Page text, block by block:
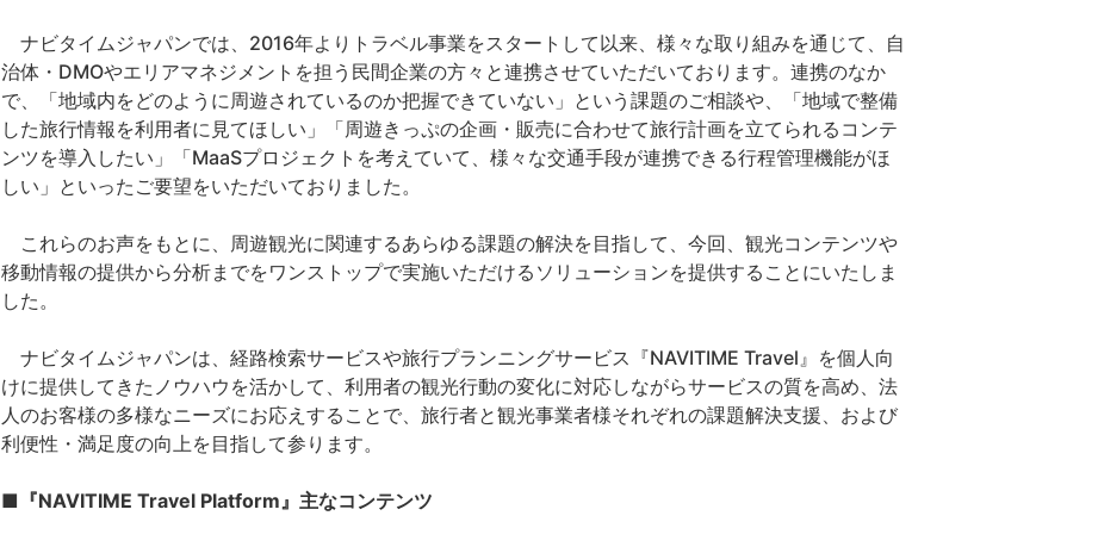
ナビタイムジャパンでは、2016年よりトラベル事業をスタートして以来、様々な取り組みを通じて、自
治体・DMOやエリアマネジメントを担う民間企業の方々と連携させていただいております。連携のなか
で、「地域内をどのように周遊されているのか把握できていない」という課題のご相談や、「地域で整備
した旅行情報を利用者に見てほしい」「周遊きっぷの企画・販売に合わせて旅行計画を立てられるコンテ
ンツを導入したい」「MaaSプロジェクトを考えていて、様々な交通手段が連携できる行程管理機能がほ
しい」といったご要望をいただいておりました。
これらのお声をもとに、周遊観光に関連するあらゆる課題の解決を目指して、今回、観光コンテンツや
移動情報の提供から分析までをワンストップで実施いただけるソリューションを提供することにいたしま
した。
ナビタイムジャパンは、経路検索サービスや旅行プランニングサービス『NAVITIME Travel』を個人向
けに提供してきたノウハウを活かして、利用者の観光行動の変化に対応しながらサービスの質を高め、法
人のお客様の多様なニーズにお応えすることで、旅行者と観光事業者様それぞれの課題解決支援、および
利便性・満足度の向上を目指して参ります。
■『NAVITIME Travel Platform』主なコンテンツ